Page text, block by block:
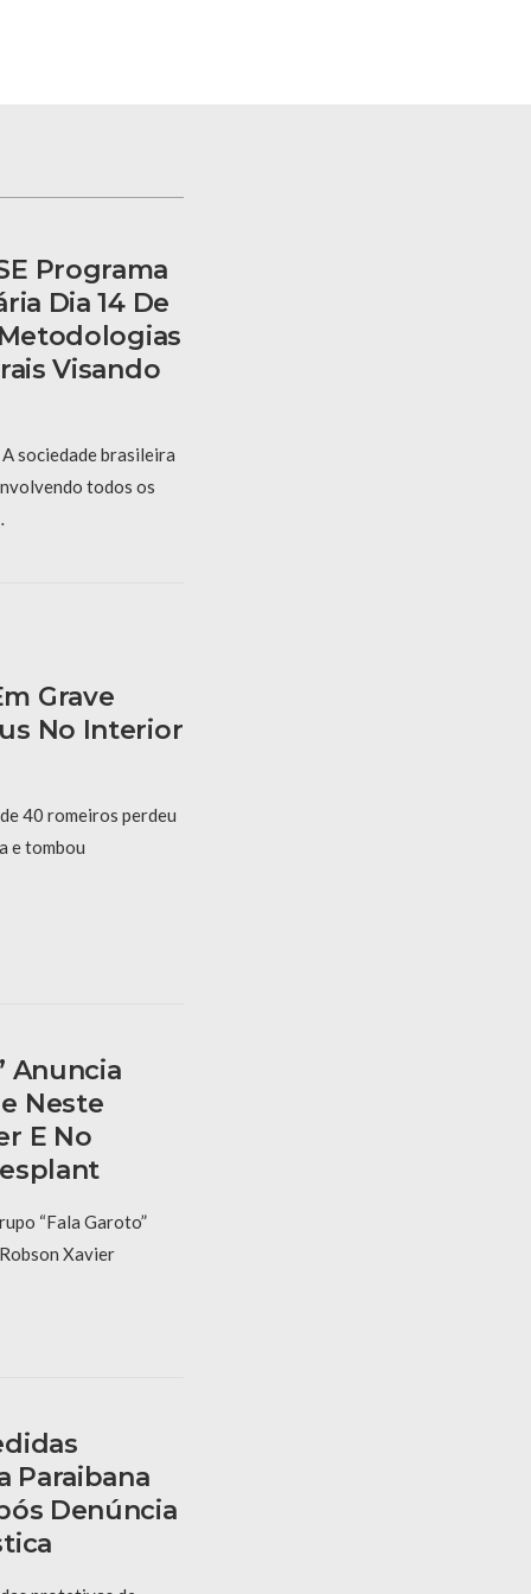
Programa
Dia 14 De
Visando
sociedade brasileira
todos os
Grave
No Interior
40 romeiros perdeu
e tombou
Anuncia
Neste
E No
“Fala Garoto”
Xavier
Paraibana
Denúncia